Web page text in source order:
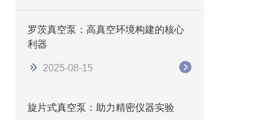
罗茨真空泵：高真空环境构建的核心
利器
2025-08-15
旋片式真空泵：助力精密仪器实验